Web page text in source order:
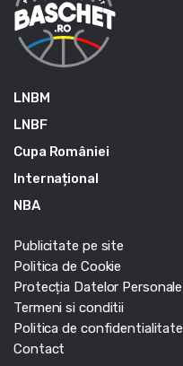
LNBM
LNBF
Cupa României
Internațional
NBA
Publicitate pe site
Politica de Cookie
Protecția Datelor Personale
Termeni si conditii
Politica de confidentialitate
Contact